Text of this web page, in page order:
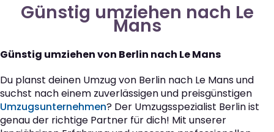
Günstig umziehen nach Le
Mans
Günstig umziehen von Berlin nach Le Mans
Du planst deinen Umzug von Berlin nach Le Mans und
suchst nach einem zuverlässigen und preisgünstigen
Umzugsunternehmen? Der Umzugsspezialist Berlin ist
genau der richtige Partner für dich! Mit unserer